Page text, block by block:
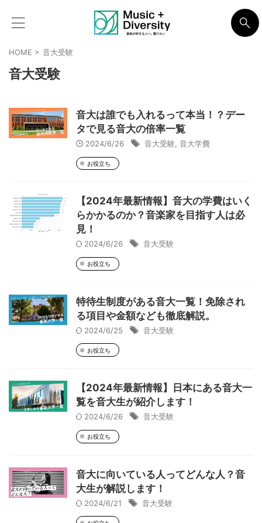
HOME > 音大受験
音大受験
音大は誰でも入れるって本当！？デー
タで見る音大の倍率一覧
2024/6/26 音大受験 音大学費
お役立ち
【2024年最新情報】音大の学費はいく
らかかるのか？音楽家を目指す人は必
見！
2024/6/26 音大受験
お役立ち
特待生制度がある音大一覧！免除され
る項目や金額なども徹底解説。
2024/6/25 音大受験
お役立ち
【2024年最新情報】日本にある音大一
覧を音大生が紹介します！
2024/6/26 音大受験
お役立ち
音大に向いている人ってどんな人？音
大生が解説します！
2024/6/21 音大受験